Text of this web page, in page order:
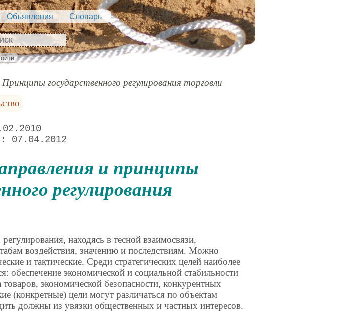
Объявления Словарь
Принципы государственного регулирования торговли
07.04.2012
регулирования
находясь в тесной взаимосвязи,
воздействия, значению и последствиям. Можно
и тактические. Среди стратегических целей наиболее
обеспечение экономической и социальной стабильности
товаров, экономической безопасности, конкурентных
(конкретные) цели могут различаться по объектам
должны из увязки общественных и частных интересов.